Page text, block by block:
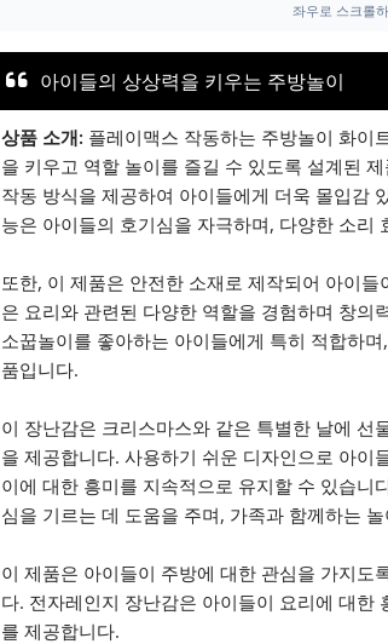
좌우로 스크롤
아이들의 상상력을 키우는 주방놀이
상품 소개: 플레이맥스 작동하는 주방놀이 화이
을 키우고 역할 놀이를 즐길 수 있도록 설계된
작동 방식을 제공하여 아이들에게 더욱 몰입감
능은 아이들의 호기심을 자극하며, 다양한 소리
또한, 이 제품은 안전한 소재로 제작되어 아이
은 요리와 관련된 다양한 역할을 경험하며 창의
소꿉놀이를 좋아하는 아이들에게 특히 적합하
품입니다.
이 장난감은 크리스마스와 같은 특별한 날에
을 제공합니다. 사용하기 쉬운 디자인으로 아이
이에 대한 흥미를 지속적으로 유지할 수 있습니
심을 기르는 데 도움을 주며, 가족과 함께하는
이 제품은 아이들이 주방에 대한 관심을 가지도
다. 전자레인지 장난감은 아이들이 요리에 대한
를 제공합니다.